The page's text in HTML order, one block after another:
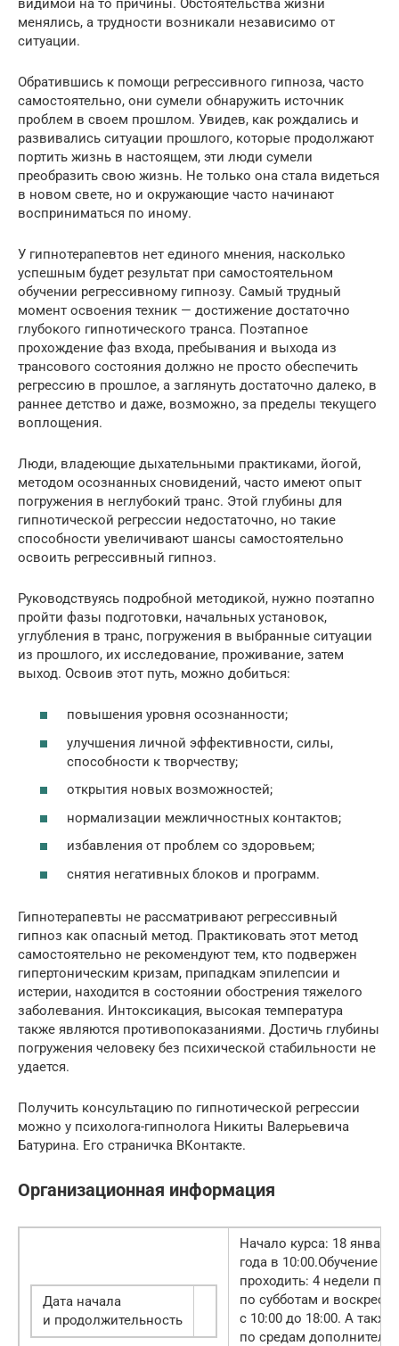
видимой на то причины. Обстоятельства жизни
менялись, а трудности возникали независимо от
ситуации.
Обратившись к помощи регрессивного гипноза, часто
самостоятельно, они сумели обнаружить источник
проблем в своем прошлом. Увидев, как рождались и
развивались ситуации прошлого, которые продолжают
портить жизнь в настоящем, эти люди сумели
преобразить свою жизнь. Не только она стала видеться
в новом свете, но и окружающие часто начинают
восприниматься по иному.
У гипнотерапевтов нет единого мнения, насколько
успешным будет результат при самостоятельном
обучении регрессивному гипнозу. Самый трудный
момент освоения техник — достижение достаточно
глубокого гипнотического транса. Поэтапное
прохождение фаз входа, пребывания и выхода из
трансового состояния должно не просто обеспечить
регрессию в прошлое, а заглянуть достаточно далеко, в
раннее детство и даже, возможно, за пределы текущего
воплощения.
Люди, владеющие дыхательными практиками, йогой,
методом осознанных сновидений, часто имеют опыт
погружения в неглубокий транс. Этой глубины для
гипнотической регрессии недостаточно, но такие
способности увеличивают шансы самостоятельно
освоить регрессивный гипноз.
Руководствуясь подробной методикой, нужно поэтапно
пройти фазы подготовки, начальных установок,
углубления в транс, погружения в выбранные ситуации
из прошлого, их исследование, проживание, затем
выход. Освоив этот путь, можно добиться:
повышения уровня осознанности;
улучшения личной эффективности, силы,
способности к творчеству;
открытия новых возможностей;
нормализации межличностных контактов;
избавления от проблем со здоровьем;
снятия негативных блоков и программ.
Гипнотерапевты не рассматривают регрессивный
гипноз как опасный метод. Практиковать этот метод
самостоятельно не рекомендуют тем, кто подвержен
гипертоническим кризам, припадкам эпилепсии и
истерии, находится в состоянии обострения тяжелого
заболевания. Интоксикация, высокая температура
также являются противопоказаниями. Достичь глубины
погружения человеку без психической стабильности не
удается.
Получить консультацию по гипнотической регрессии
можно у психолога-гипнолога Никиты Валерьевича
Батурина. Его страничка ВКонтакте.
Организационная информация
Дата начала
и продолжительность
Начало курса: 18 января
года в 10:00.Обучение
проходить: 4 недели
по субботам и
с 10:00 до 18:00. А также
по средам